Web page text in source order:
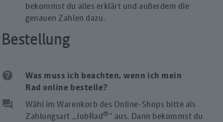
bekommst du alles erklärt und außerdem die
genauen Zahlen dazu.
Bestellung
help
Was muss ich beachten, wenn ich mein
Rad online bestelle?
question_answer
Wähl im Warenkorb des Online-Shops bitte als
Zahlungsart „JobRad®“ aus. Dann bekommst du